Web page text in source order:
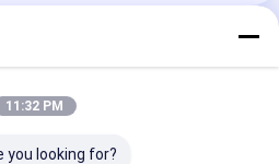
Liao
11:32 PM
you looking for?